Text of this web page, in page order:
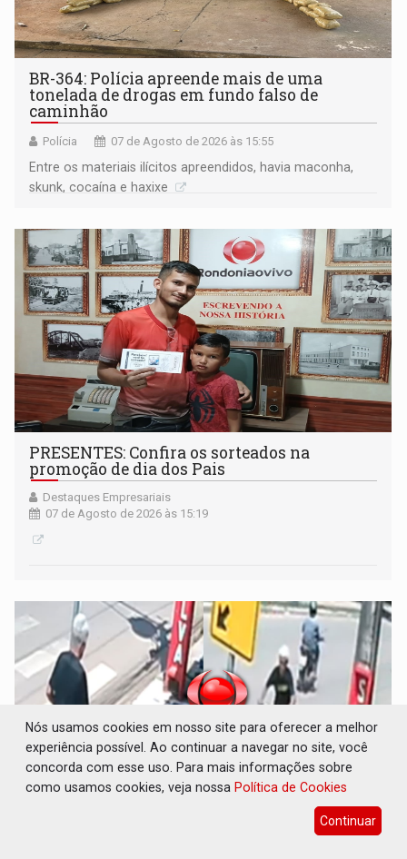
BR-364: Polícia apreende mais de uma
tonelada de drogas em fundo falso de
caminhão
Polícia 07 de Agosto de 2026 às 15:55
Entre os materiais ilícitos apreendidos, havia maconha,
skunk, cocaína e haxixe
PRESENTES: Confira os sorteados na
promoção de dia dos Pais
Destaques Empresariais
07 de Agosto de 2026 às 15:19
VOVÔ LADRÃO: Idoso é filmado furtando
Nós usamos cookies em nosso site para oferecer a melhor
experiência possível. Ao continuar a navegar no site, você
concorda com esse uso. Para mais informações sobre
como usamos cookies, veja nossa Política de Cookies
Continuar